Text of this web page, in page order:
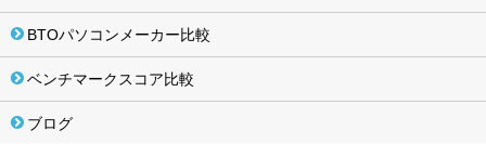
BTOパソコンメーカー比較
ベンチマークスコア比較
ブログ